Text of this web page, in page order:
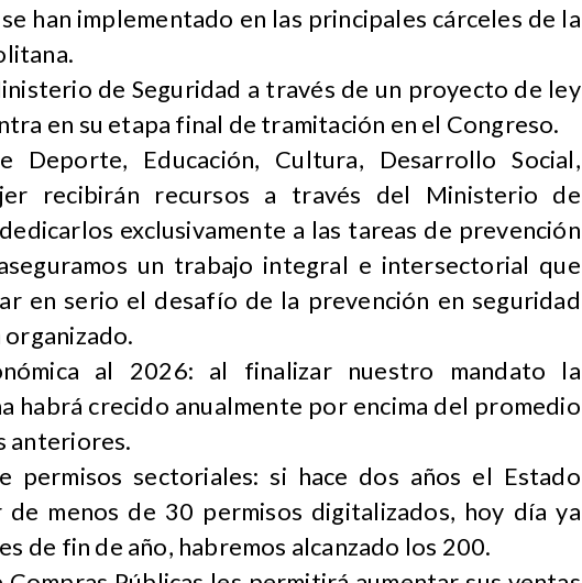
han implementado en las principales cárceles de la
de Seguridad a través de un proyecto de ley
en su etapa final de tramitación en el Congreso.
Deporte, Educación, Cultura, Desarrollo Social,
recibirán recursos a través del Ministerio de
exclusivamente a las tareas de prevención
un trabajo integral e intersectorial que
en serio el desafío de la prevención en seguridad
al 2026: al finalizar nuestro mandato la
habrá crecido anualmente por encima del promedio
anteriores.
permisos sectoriales: si hace dos años el Estado
menos de 30 permisos digitalizados, hoy día ya
de fin de año, habremos alcanzado los 200.